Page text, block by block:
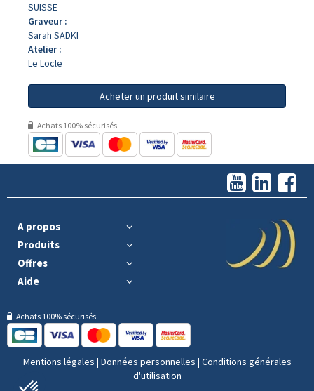
SUISSE
Graveur :
Sarah SADKI
Atelier :
Le Locle
Acheter un produit similaire
Achats 100% sécurisés
A propos
Produits
Offres
Aide
Achats 100% sécurisés
Mentions légales | Données personnelles | Conditions générales
d'utilisation